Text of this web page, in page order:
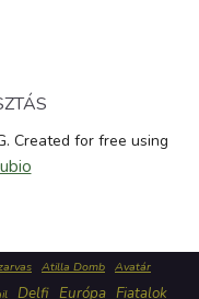
Created for free using
Atilla Domb Avatár
Delfi Európa Fiatalok